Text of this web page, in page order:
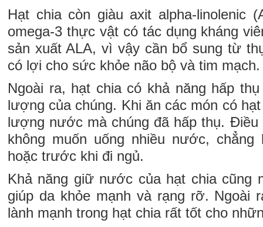
Hạt chia còn giàu axit alpha-linolenic
omega-3 thực vật có tác dụng kháng
sản xuất ALA, vì vậy cần bổ sung từ
có lợi cho sức khỏe não bộ và tim mạch.
Ngoài ra, hạt chia có khả năng hấp
lượng của chúng. Khi ăn các món có
lượng nước mà chúng đã hấp thụ.
không muốn uống nhiều nước,
hoặc trước khi đi ngủ.
Khả năng giữ nước của hạt chia cũng
giúp da khỏe mạnh và rạng rỡ. Ngoài
lành mạnh trong hạt chia rất tốt cho